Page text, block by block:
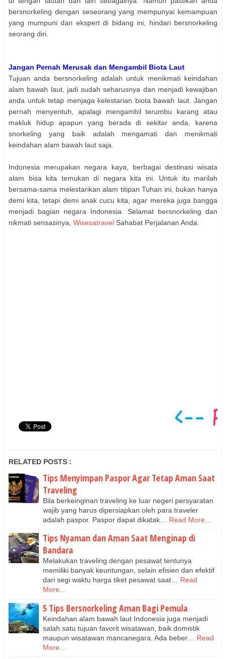
bersnorkeling dengan seseorang yang mempunyai kemampuan
yang mumpuni dan ekspert di bidang ini, hindari bersnorkeling
seorang diri.
Jangan Pernah Merusak dan Mengambil Biota Laut
Tujuan anda bersnorkeling adalah untuk menikmati keindahan
alam bawah laut, jadi sudah seharusnya dan menjadi kewajiban
anda untuk tetap menjaga kelestarian biota bawah laut. Jangan
pernah menyentuh, apalagi mengambil terumbu karang atau
makluk hidup apapun yang berada di sekitar anda, karena
snorkeling yang baik adalah mengamati dan menikmati
keindahan alam bawah laut saja.
Indonesia merupakan negara kaya, berbagai destinasi wisata
alam bisa kita temukan di negara kita ini. Untuk itu marilah
bersama-sama melestarikan alam titipan Tuhan ini, bukan hanya
demi kita, tetapi demi anak cucu kita, agar mereka juga bangga
menjadi bagian negara Indonesia. Selamat bersnorkeling dan
nikmati sensasinya, Wisesatravel Sahabat Perjalanan Anda.
RELATED POSTS :
Tips Menyimpan Paspor Agar Tetap Aman Saat
Traveling
Bila berkeinginan traveling ke luar negeri persyaratan
wajib yang harus dipersiapkan oleh para traveler
adalah paspor. Paspor dapat dikatak…
Read More...
Tips Nyaman dan Aman Saat Menginap di
Bandara
Melakukan traveling dengan pesawat tentunya
memiliki banyak keuntungan, selain efisien dan efektif
dari segi waktu harga tiket pesawat saat…
Read
More...
5 Tips Bersnorkeling Aman Bagi Pemula
Keindahan alam bawah laut Indonesia juga menjadi
salah satu tujuan favorit wisatawan, baik domistik
maupun wisatawan mancanegara. Ada beber…
Read
More...